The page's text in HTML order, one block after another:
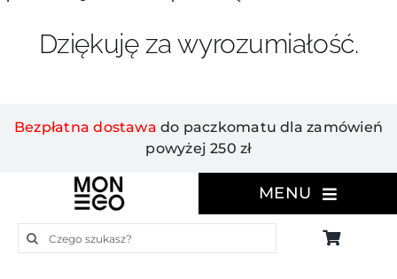
Dziękuję za wyrozumiałość.
Bezpłatna dostawa do paczkomatu dla zamówień
powyżej 250 zł
MENU
Szukaj